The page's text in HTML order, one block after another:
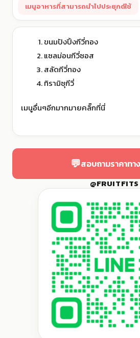
เมนูอาหารที่สามารถนำไปประยุกต์ใช้
ขนมปังปิ้งกีวี่ทอง
แซลม่อนกีวี่ซอส
สลัดกีวี่ทอง
ทิรามิซุกีวี่
เมนูอื่นๆอีกมากมายคลิ๊กที่นี่
💬สอบถามราคาทา
@FRUITFITS